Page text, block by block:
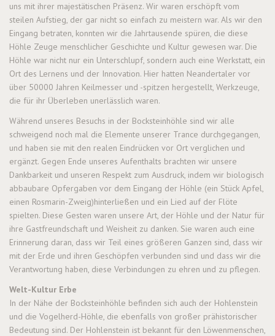
uns mit ihrer majestätischen Präsenz. Wir waren erschöpft vom
steilen Aufstieg, der gar nicht so einfach zu meistern war. Als wir den
Eingang betraten, konnten wir die Jahrtausende spüren, die diese
Höhle Zeuge menschlicher Geschichte und Kultur gewesen war. Die
Höhle war nicht nur ein Unterschlupf, sondern auch eine Werkstatt, ein
Ort des Lernens und der Innovation. Hier hatten Neandertaler vor
über 50000 Jahren Keilmesser und -spitzen hergestellt, Werkzeuge,
die für ihr Überleben unerlässlich waren.
Während unseres Besuchs in der Bocksteinhöhle sind wir alle
schweigend noch mal die Elemente unserer Trance durchgegangen,
und haben sie mit den realen Eindrücken vor Ort verglichen und
ergänzt. Gegen Ende unseres Aufenthalts brachten wir unsere
Dankbarkeit und unseren Respekt zum Ausdruck, indem wir biologisch
abbaubare Opfergaben vor dem Eingang der Höhle (ein Stück Apfel,
einen Rosmarin-Zweig)hinterließen und ein Lied auf der Flöte
spielten. Diese Gesten waren unsere Art, der Höhle und der Natur für
ihre Gastfreundschaft und Weisheit zu danken. Sie waren auch eine
Erinnerung daran, dass wir Teil eines größeren Ganzen sind, dass wir
mit der Erde und ihren Geschöpfen verbunden sind und dass wir die
Verantwortung haben, diese Verbindungen zu ehren und zu pflegen.
Welt-Kultur Erbe
In der Nähe der Bocksteinhöhle befinden sich auch der Hohlenstein
und die Vogelherd-Höhle, die ebenfalls von großer prähistorischer
Bedeutung sind. Der Hohlenstein ist bekannt für den Löwenmenschen,